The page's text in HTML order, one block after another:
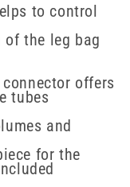
to control
the leg bag
offers
tubes
and
for the